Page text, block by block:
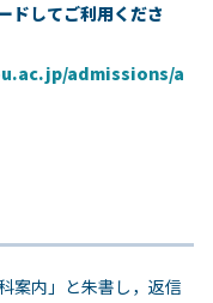
ドしてご利用くださ
admissions/a
案内」と朱書し，返信